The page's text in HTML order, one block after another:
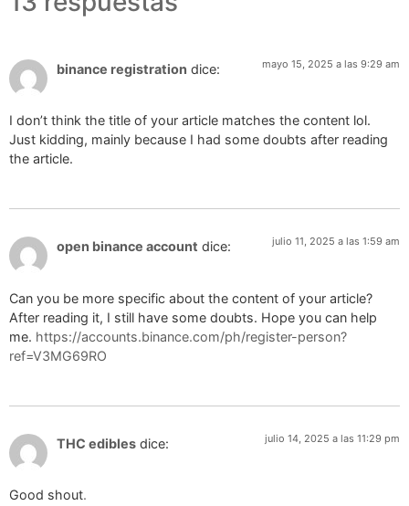
binance registration dice: mayo 15, 2025 a las 9:29 am
I don’t think the title of your article matches the content lol.
Just kidding, mainly because I had some doubts after reading
the article.
open binance account dice: julio 11, 2025 a las 1:59 am
Can you be more specific about the content of your article?
After reading it, I still have some doubts. Hope you can help
me. https://accounts.binance.com/ph/register-person?
ref=V3MG69RO
THC edibles dice: julio 14, 2025 a las 11:29 pm
Good shout.